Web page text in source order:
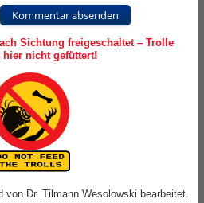
Kommentar absenden
Sichtung freigeschaltet – Trolle
hier nicht gefüttert!
von Dr. Tilmann Wesolowski bearbeitet.